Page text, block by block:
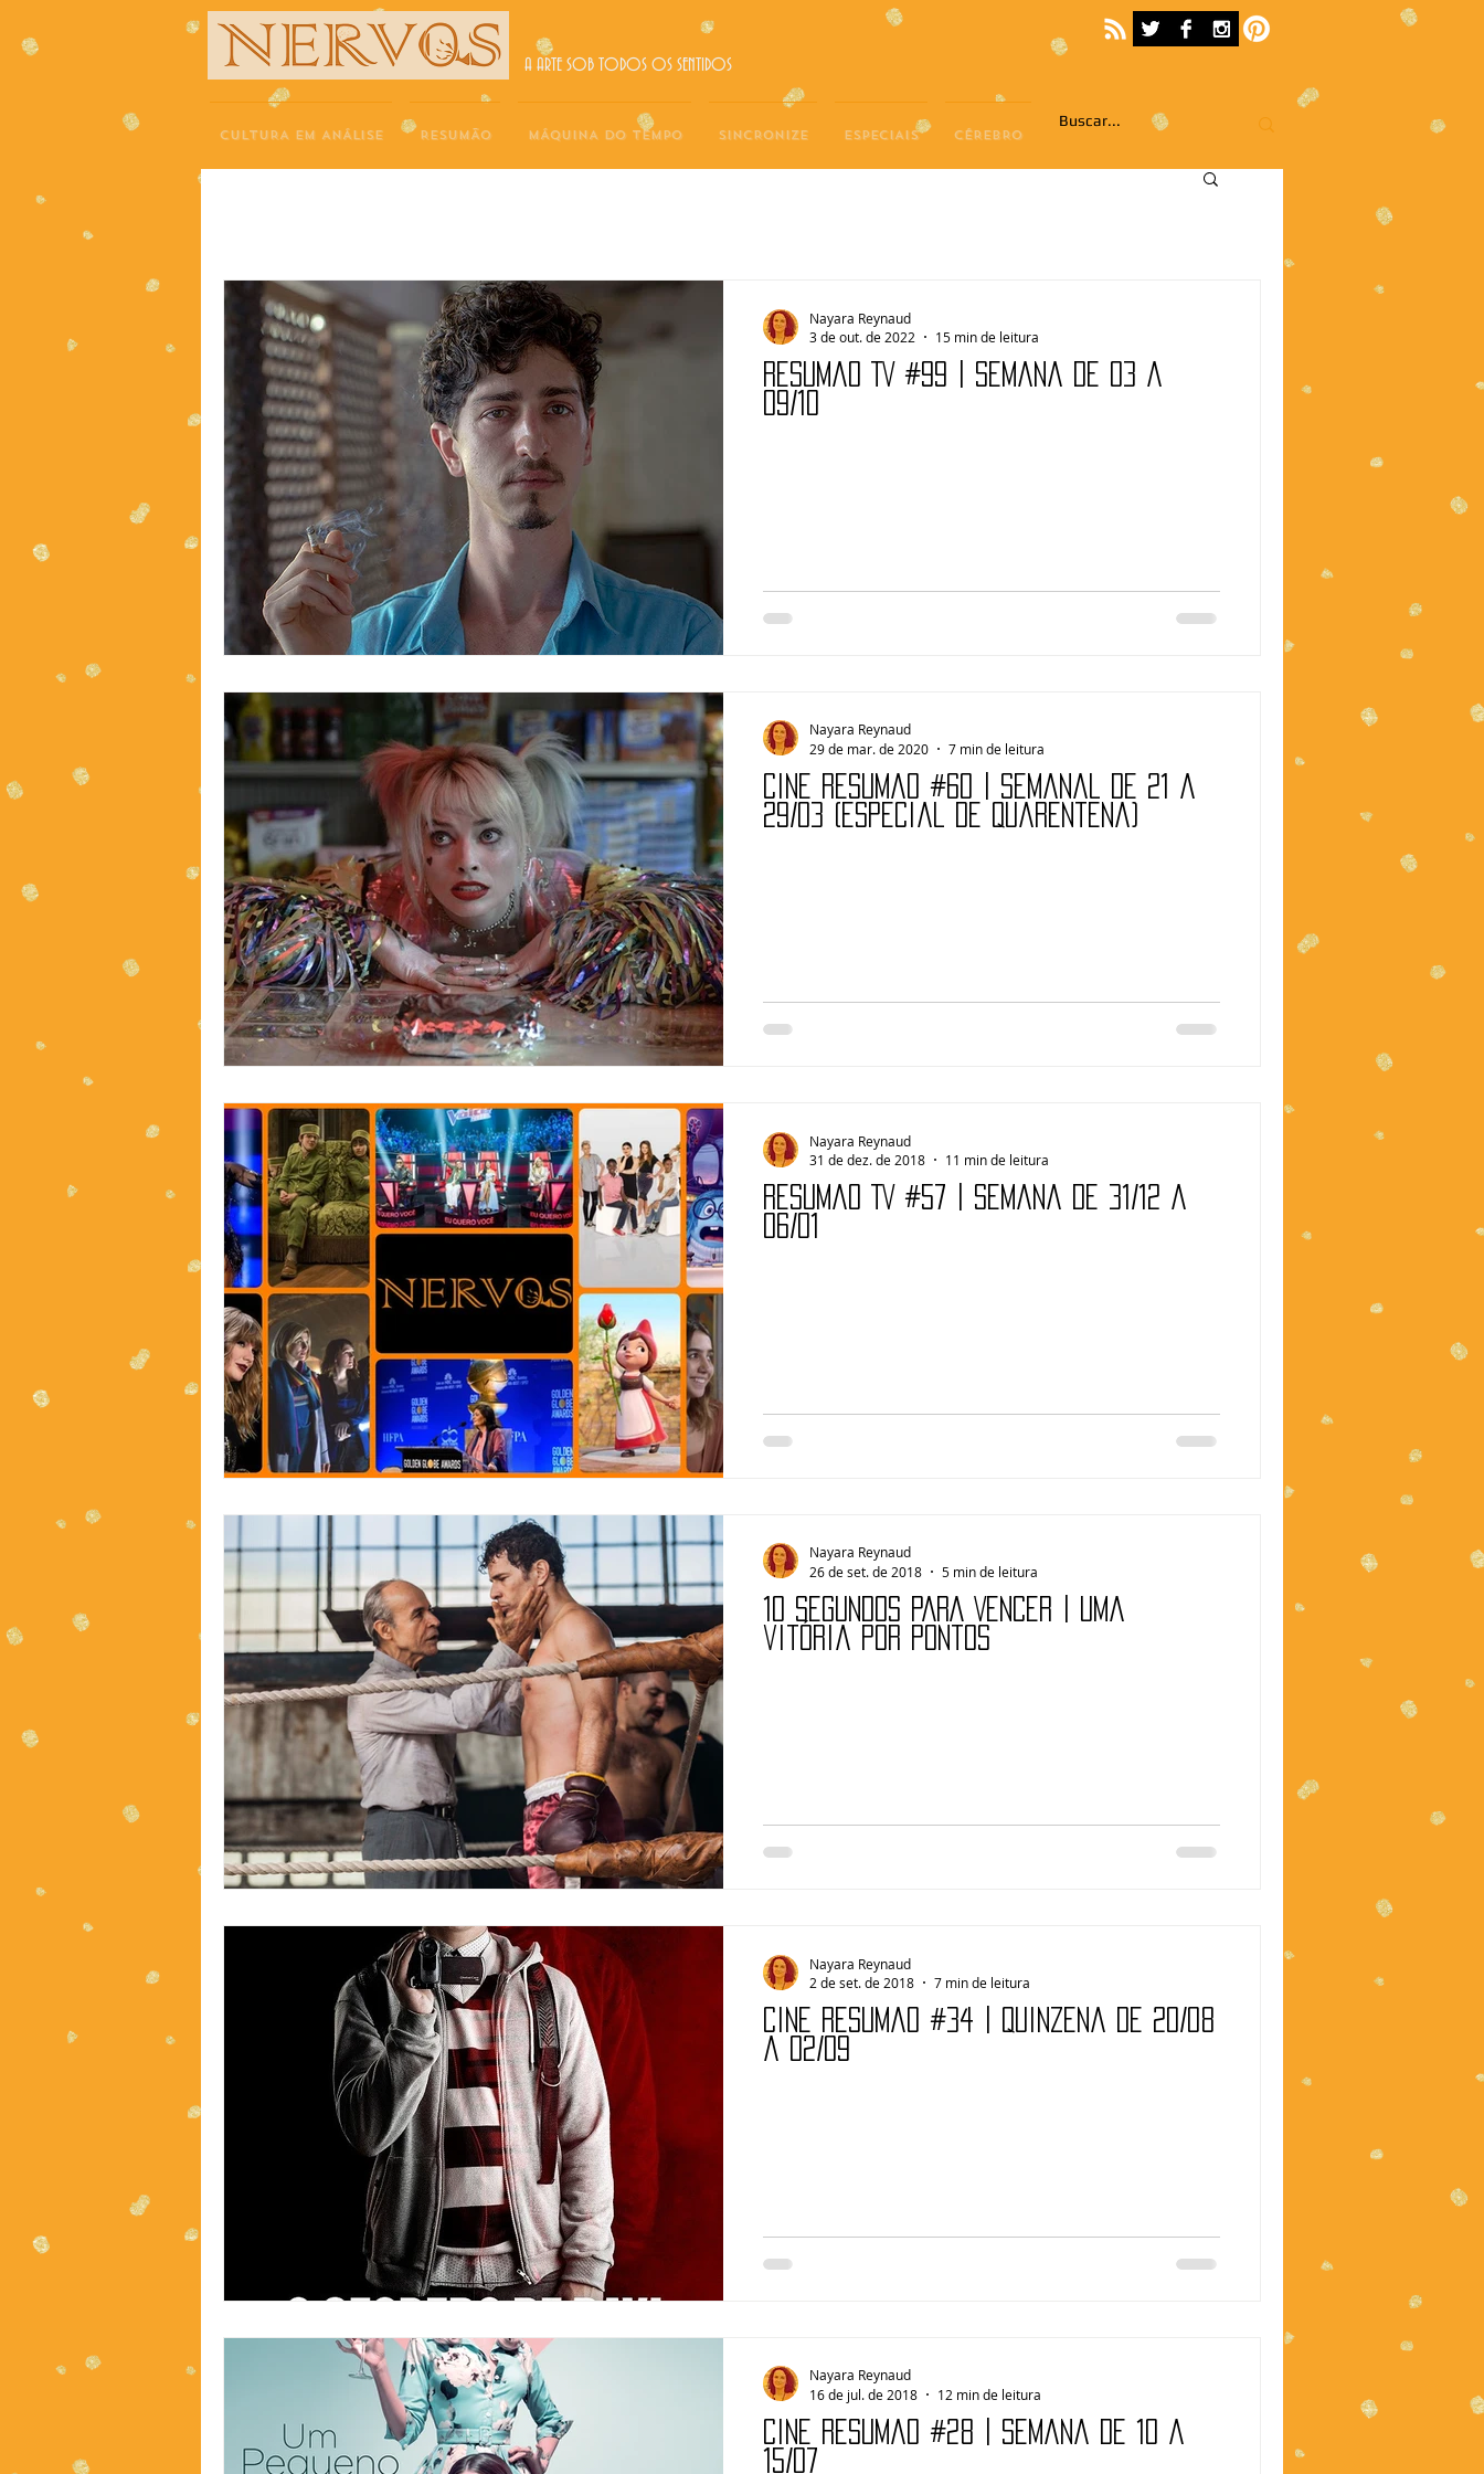
NERVOS A ARTE SOB TODOS OS SENTIDOS
CULTURA EM ANÁLISE RESUMÃO MÁQUINA DO TEMPO SINCRONIZE ESPECIAIS CÉREBRO
Resumão TV #99 | Semana de 03 a
09/10
Nayara Reynaud
3 de out. de 2022
15 min de leitura
Cine Resumão #60 | Semanal de 21 a
29/03 (Especial de Quarentena)
Nayara Reynaud
29 de mar. de 2020
7 min de leitura
Resumão TV #57 | Semana de 31/12 a
06/01
Nayara Reynaud
31 de dez. de 2018
11 min de leitura
10 SEGUNDOS PARA VENCER | Uma
vitória por pontos
Nayara Reynaud
26 de set. de 2018
5 min de leitura
Cine Resumão #34 | Quinzena de 20/08
a 02/09
Nayara Reynaud
2 de set. de 2018
7 min de leitura
Cine Resumão #28 | Semana de 10 a
15/07
Nayara Reynaud
16 de jul. de 2018
12 min de leitura